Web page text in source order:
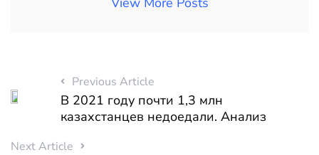
Previous Article
В 2021 году почти 1,3 млн
казахстанцев недоедали. Анализ
Next Article